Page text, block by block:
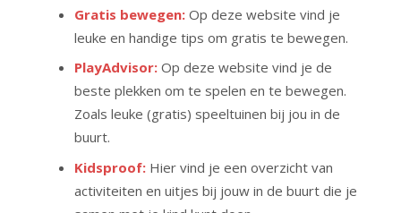
Gratis bewegen: Op deze website vind je
leuke en handige tips om gratis te bewegen.
PlayAdvisor:Op deze website vind je de
beste plekken om te spelen en te bewegen.
Zoals leuke (gratis) speeltuinen bij jou in de
buurt.
Kidsproof:Hier vind je een overzicht van
activiteiten en uitjes bij jouw in de buurt die je